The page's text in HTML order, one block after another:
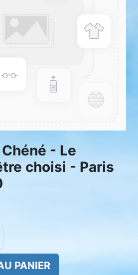
- Le
choisi - Paris
PANIER